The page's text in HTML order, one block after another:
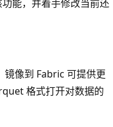
能，并着手修改当前还
镜像到 Fabric 可提供更
格式打开对数据的